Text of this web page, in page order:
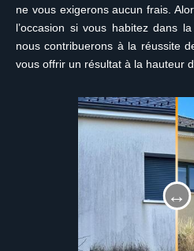
ne vous exigerons aucun frais.
l’occasion si vous habitez dans
nous contribuerons à la réussite
vous offrir un résultat à la hauteur